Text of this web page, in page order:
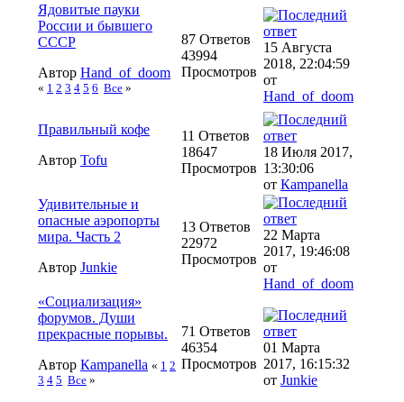
Ядовитые пауки
России и бывшего
СССР
Автор Hand_of_doom
« 1 2 3 4 5 6 Все »
87 Ответов
43994
Просмотров
15 Августа
2018, 22:04:59
от
Hand_of_doom
Правильный кофе
Автор Tofu
11 Ответов
18647
Просмотров
18 Июля 2017,
13:30:06
от Кampanella
Удивительные и
опасные аэропорты
мира. Часть 2
Автор Junkie
13 Ответов
22972
Просмотров
22 Марта
2017, 19:46:08
от
Hand_of_doom
«Социализация»
форумов. Души
прекрасные порывы.
Автор Кampanella « 1 2
3 4 5 Все »
71 Ответов
46354
Просмотров
01 Марта
2017, 16:15:32
от Junkie